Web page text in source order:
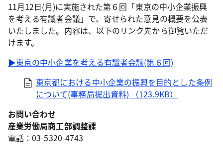
11月12日(月)に実施された第６回「東京の中小企業振興
を考える有識者会議」で、寄せられた意見の概要を公表
いたしました。内容は、以下のリンク先から御覧いただ
けます。
▶東京の中小企業を考える有識者会議(第６回)
東京都における中小企業の振興を目的とした条例
について(事務局提出資料) （123.9KB）
お問い合わせ
産業労働局商工部調整課
電話：03-5320-4743